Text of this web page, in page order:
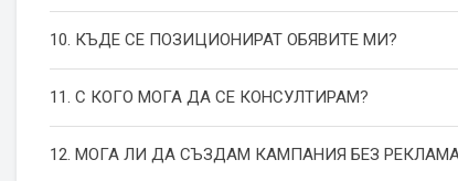
10. КЪДЕ СЕ ПОЗИЦИОНИРАТ ОБЯВИТЕ МИ?
11. С КОГО МОГА ДА СЕ КОНСУЛТИРАМ?
12. МОГА ЛИ ДА СЪЗДАМ КАМПАНИЯ БЕЗ